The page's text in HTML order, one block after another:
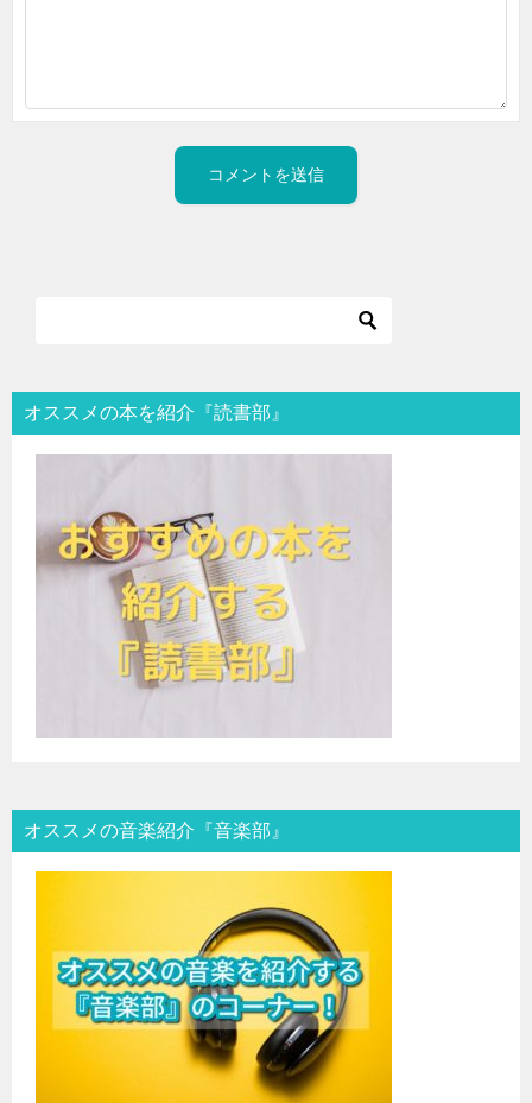
オススメの本を紹介『読書部』
オススメの音楽紹介『音楽部』